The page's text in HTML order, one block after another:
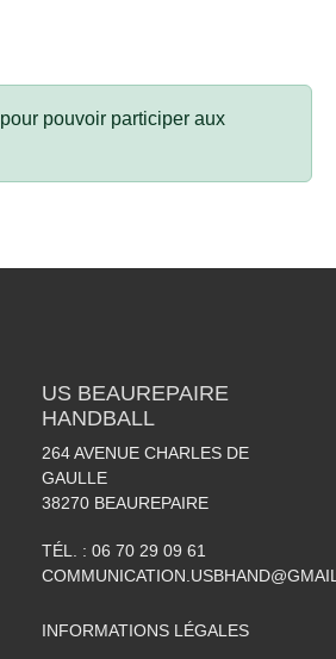
pour pouvoir participer aux
US BEAUREPAIRE
HANDBALL
264 AVENUE CHARLES DE
GAULLE
38270 BEAUREPAIRE
TÉL. : 06 70 29 09 61
INFORMATIONS LÉGALES